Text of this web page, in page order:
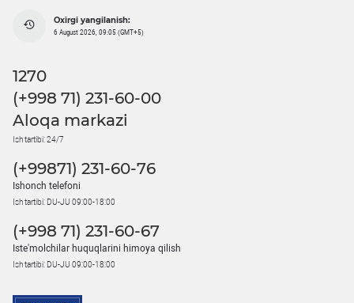
Oxirgi yangilanish:
6 August 2026, 09:05 (GMT+5)
1270
(+998 71) 231-60-00
Aloqa markazi
Ish tartibi: 24/7
(+99871) 231-60-76
Ishonch telefoni
Ish tartibi: DU-JU 09:00-18:00
(+998 71) 231-60-67
Iste'molchilar huquqlarini himoya qilish
Ish tartibi: DU-JU 09:00-18:00